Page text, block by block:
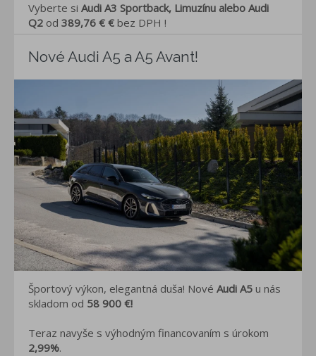
Vyberte si Audi A3 Sportback, Limuzínu alebo Audi
Q2 od 389,76 € € bez DPH !
Nové Audi A5 a A5 Avant!
Športový výkon, elegantná duša! Nové Audi A5 u nás
skladom od 58 900 €!
Teraz navyše s výhodným financovaním s úrokom
2,99%.